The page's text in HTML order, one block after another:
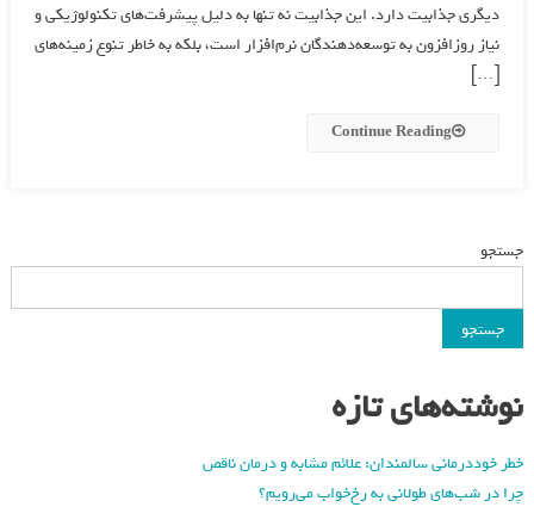
دیگری جذابیت دارد. این جذابیت نه تنها به دلیل پیشرفت‌های تکنولوژیکی و
نیاز روزافزون به توسعه‌دهندگان نرم‌افزار است، بلکه به خاطر تنوع زمینه‌های
[…]
Continue Reading
جستجو
جستجو
نوشته‌های تازه
خطر خوددرمانی سالمندان: علائم مشابه و درمان ناقص
چرا در شب‌های طولانی به رخ‌خواب می‌رویم؟